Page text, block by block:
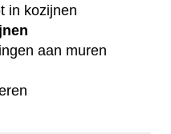
in kozijnen
aan muren